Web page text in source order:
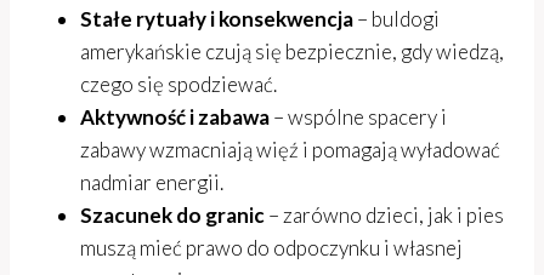
Stałe rytuały i konsekwencja– buldogi
amerykańskie czują się bezpiecznie, gdy wiedzą,
czego się spodziewać.
Aktywność i zabawa– wspólne spacery i
zabawy wzmacniają więź i pomagają wyładować
nadmiar energii.
Szacunek do granic– zarówno dzieci, jak i pies
muszą mieć prawo do odpoczynku i własnej